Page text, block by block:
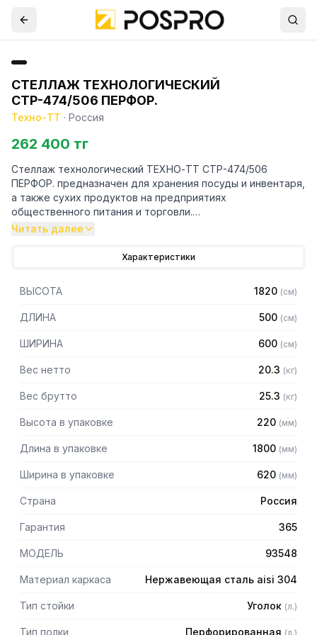
СТЕЛЛАЖ ТЕХНОЛОГИЧЕСКИЙ
СТР-474/506 ПЕРФОР.
Техно-ТТ · Россия
262 400 тг
Стеллаж технологический ТЕХНО-ТТ СТР-474/506
ПЕРФОР. предназначен для хранения посуды и инвентаря,
а также сухих продуктов на предприятиях
общественного питания и торговли.
304 толщиной 2 мм
— Четыре перфорированные полки из нержавеющей
стали марки AISI 304 толщиной 0,8 мм
— Расстояние между полками регулируемое с шагом 50
— Регулируемые опоры
Читать далее
Характеристики
ВЫСОТА 1820 (см)
ДЛИНА 500 (см)
ШИРИНА 600 (см)
Вес нетто 20.3 (кг)
Вес брутто 25.3 (кг)
Высота в упаковке 220 (мм)
Длина в упаковке 1800 (мм)
Ширина в упаковке 620 (мм)
Страна Россия
Гарантия 365
МОДЕЛЬ 93548
Материал каркаса Нержавеющая сталь aisi 304
Тип стойки Уголок (л.)
Тип полки Перфорированная (л.)